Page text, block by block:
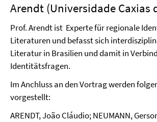
Arendt (Universidade Caxias
Prof. Arendt ist Experte für regionale
Literaturen und befasst sich
Literatur in Brasilien und damit in
Identitätsfragen.
Im Anchluss an den Vortrag werden
vorgestellt:
ARENDT, João Cláudio; NEUMANN,